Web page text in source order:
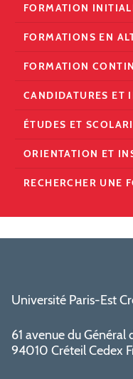
FORMATION
FORMATIONS EN
FORMATION
CANDIDATURES ET
ÉTUDES ET
ORIENTATION ET
RECHERCHER UNE
Université Paris-Est
61 avenue du Général
94010 Créteil Cedex